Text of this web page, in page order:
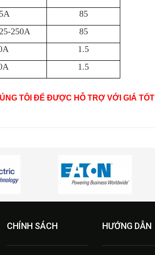
85
250A
85
1.5
1.5
TÔI ĐỂ ĐƯỢC HỖ TRỢ VỚI GIÁ TỐT
CHÍNH SÁCH HƯỚNG DẪN